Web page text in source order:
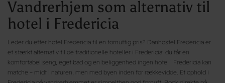
Vandrerhjem som alternativ til
hotel i Fredericia
Leder du efter hotel Fredericia til en fornuftig pris? Danhostel Fredericia er
et stærkt alternativ til de traditionelle hoteller i Fredericia: du får en
komfortabel seng, eget bad og en beliggenhed ingen hotel i Fredericia kan
matche – midt i naturen, men med byen inden for rækkevidde. Et ophold i